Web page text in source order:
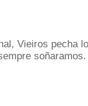
Vieiros pecha
soñaramos.